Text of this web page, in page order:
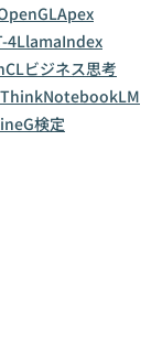
Apex
4LlamaIndex
ビジネス思考
NotebookLM
G検定